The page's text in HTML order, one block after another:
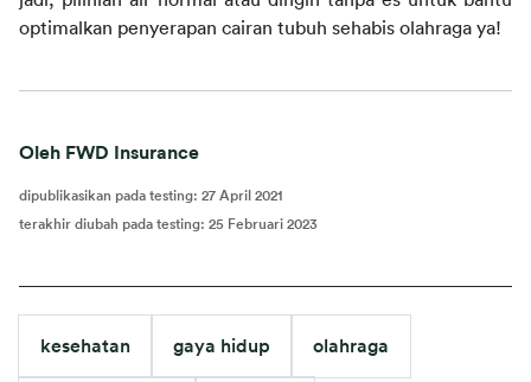
optimalkan penyerapan cairan tubuh sehabis olahraga ya!
Oleh FWD Insurance
dipublikasikan pada testing: 27 April 2021
terakhir diubah pada testing: 25 Februari 2023
kesehatan gaya hidup olahraga